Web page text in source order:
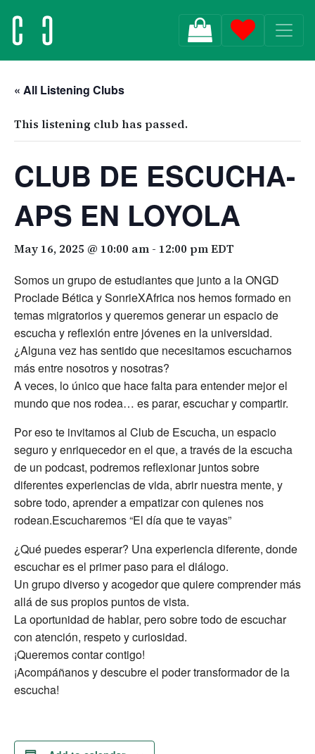
MAIN NAVIGATION
« All Listening Clubs
This listening club has passed.
CLUB DE ESCUCHA-
APS EN LOYOLA
May 16, 2025 @ 10:00 am - 12:00 pmEDT
Somos un grupo de estudiantes que junto a la ONGD
Proclade Bética y SonrieXAfrica nos hemos formado en
temas migratorios y queremos generar un espacio de
escucha y reflexión entre jóvenes en la universidad.
¿Alguna vez has sentido que necesitamos escucharnos
más entre nosotros y nosotras?
A veces, lo único que hace falta para entender mejor el
mundo que nos rodea… es parar, escuchar y compartir.
Por eso te invitamos al Club de Escucha, un espacio
seguro y enriquecedor en el que, a través de la escucha
de un podcast, podremos reflexionar juntos sobre
diferentes experiencias de vida, abrir nuestra mente, y
sobre todo, aprender a empatizar con quienes nos
rodean.Escucharemos “El día que te vayas”
¿Qué puedes esperar? Una experiencia diferente, donde
escuchar es el primer paso para el diálogo.
Un grupo diverso y acogedor que quiere comprender más
allá de sus propios puntos de vista.
La oportunidad de hablar, pero sobre todo de escuchar
con atención, respeto y curiosidad.
¡Queremos contar contigo!
¡Acompáñanos y descubre el poder transformador de la
escucha!